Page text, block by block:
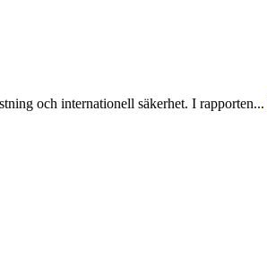
och internationell säkerhet. I rapporten...